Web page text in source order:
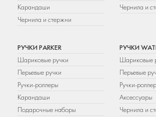
Карандаши
Чернила и стержни
Чернила и
РУЧКИ PARKER
Шариковые ручки
Перьевые ручки
Ручки-роллеры
Карандаши
Подарочные наборы
РУЧКИ
Шариковые
Перьевые
Ручки-
Аксессуары
Чернила и